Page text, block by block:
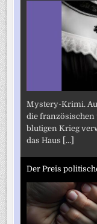
Mystery-Krimi.
die französischen
blutigen Krieg
das Haus [...]
Der Preis